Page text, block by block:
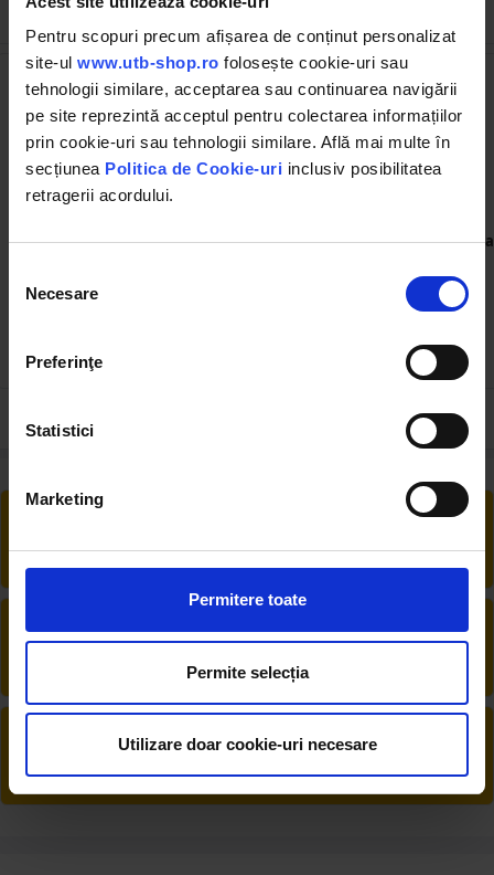
Pentru scopuri precum afișarea de conținut personalizat
site-ul www.utb-shop.ro folosește cookie-uri sau
tehnologii similare, acceptarea sau continuarea navigării
pe site reprezintă acceptul pentru colectarea informațiilor
prin cookie-uri sau tehnologii similare. Află mai multe în
secțiunea Politica de Cookie-uri inclusiv posibilitatea
retragerii acordului.
consimțământului
Necesare
Preferinţe
Statistici
Marketing
Permitere toate
Permite selecția
Utilizare doar cookie-uri necesare
Cumpărate frecvent împreună
Inel sincronizator U-445 si
28.00 RON
Furca cutie viteze treptele
produsele de care ai nevoie fără griji
La livrare, verifici produsele împreună cu
șoferul înainte de a face plata
Livrăm rapid, avem toate produsele în
depozitul nostru din Arad